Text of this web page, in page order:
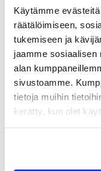
Käytämme
räätälöimiseen,
tukemiseen ja
jaamme sosiaalisen
alan
sivustoamme.
tietoja muihin
kerätty, kun olet
tai
selvittelemään ja
pinnan alta löytyä
liian laaja
työpaikka, joka ei
kannusta
Projekteissa
projektinjohto,